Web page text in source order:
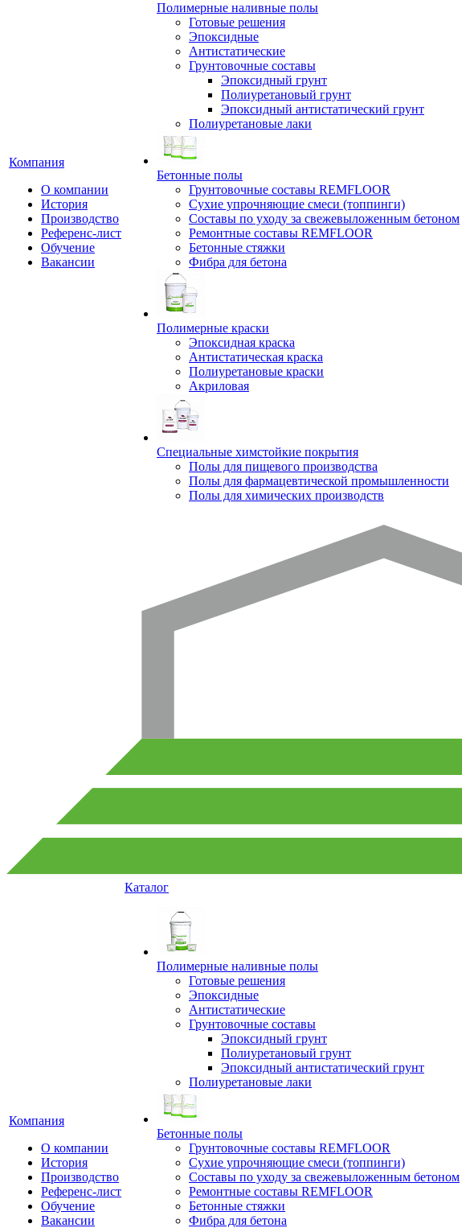
Компания
О компании
История
Производство
Референс-лист
Обучение
Вакансии
Полимерные наливные полы
Готовые решения
Эпоксидные
Антистатические
Грунтовочные составы
Эпоксидный грунт
Полиуретановый грунт
Эпоксидный антистатический грунт
Полиуретановые лаки
Бетонные полы
Грунтовочные составы REMFLOOR
Сухие упрочняющие смеси (топпинги)
Составы по уходу за свежевыложенным бетоном
Ремонтные составы REMFLOOR
Бетонные стяжки
Фибра для бетона
Полимерные краски
Эпоксидная краска
Антистатическая краска
Полиуретановые краски
Акриловая
Специальные химстойкие покрытия
Полы для пищевого производства
Полы для фармацевтической промышленности
Полы для химических производств
Компания
О компании
История
Производство
Референс-лист
Обучение
Вакансии
Каталог
Полимерные наливные полы
Готовые решения
Эпоксидные
Антистатические
Грунтовочные составы
Эпоксидный грунт
Полиуретановый грунт
Эпоксидный антистатический грунт
Полиуретановые лаки
Бетонные полы
Грунтовочные составы REMFLOOR
Сухие упрочняющие смеси (топпинги)
Составы по уходу за свежевыложенным бетоном
Ремонтные составы REMFLOOR
Бетонные стяжки
Фибра для бетона